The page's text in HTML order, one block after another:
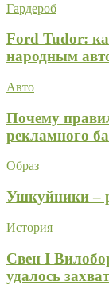
Гардероб
Ford Tudor:
народным
Авто
Почему
рекламного
Образ
Ушкуйники –
История
Свен I
удалось